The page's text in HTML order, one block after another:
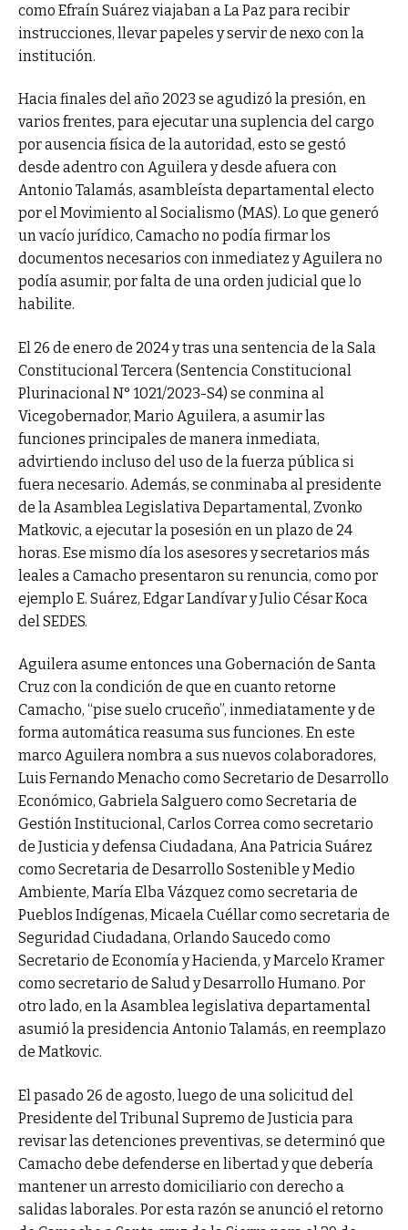
como Efraín Suárez viajaban a La Paz para recibir
instrucciones, llevar papeles y servir de nexo con la
institución.
Hacia finales del año 2023 se agudizó la presión, en
varios frentes, para ejecutar una suplencia del cargo
por ausencia física de la autoridad, esto se gestó
desde adentro con Aguilera y desde afuera con
Antonio Talamás, asambleísta departamental electo
por el Movimiento al Socialismo (MAS). Lo que generó
un vacío jurídico, Camacho no podía firmar los
documentos necesarios con inmediatez y Aguilera no
podía asumir, por falta de una orden judicial que lo
habilite.
El 26 de enero de 2024 y tras una sentencia de la Sala
Constitucional Tercera (Sentencia Constitucional
Plurinacional N° 1021/2023-S4) se conmina al
Vicegobernador, Mario Aguilera, a asumir las
funciones principales de manera inmediata,
advirtiendo incluso del uso de la fuerza pública si
fuera necesario. Además, se conminaba al presidente
de la Asamblea Legislativa Departamental, Zvonko
Matkovic, a ejecutar la posesión en un plazo de 24
horas. Ese mismo día los asesores y secretarios más
leales a Camacho presentaron su renuncia, como por
ejemplo E. Suárez, Edgar Landívar y Julio César Koca
del SEDES.
Aguilera asume entonces una Gobernación de Santa
Cruz con la condición de que en cuanto retorne
Camacho, “pise suelo cruceño”, inmediatamente y de
forma automática reasuma sus funciones. En este
marco Aguilera nombra a sus nuevos colaboradores,
Luis Fernando Menacho como Secretario de Desarrollo
Económico, Gabriela Salguero como Secretaria de
Gestión Institucional, Carlos Correa como secretario
de Justicia y defensa Ciudadana, Ana Patricia Suárez
como Secretaria de Desarrollo Sostenible y Medio
Ambiente, María Elba Vázquez como secretaria de
Pueblos Indígenas, Micaela Cuéllar como secretaria de
Seguridad Ciudadana, Orlando Saucedo como
Secretario de Economía y Hacienda, y Marcelo Kramer
como secretario de Salud y Desarrollo Humano. Por
otro lado, en la Asamblea legislativa departamental
asumió la presidencia Antonio Talamás, en reemplazo
de Matkovic.
El pasado 26 de agosto, luego de una solicitud del
Presidente del Tribunal Supremo de Justicia para
revisar las detenciones preventivas, se determinó que
Camacho debe defenderse en libertad y que debería
mantener un arresto domiciliario con derecho a
salidas laborales. Por esta razón se anunció el retorno